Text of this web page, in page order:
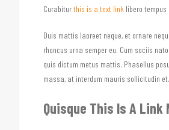
Curabiturthis is a text link libero tempus
Duis mattis laoreet neque, et ornare
rhoncus urna semper eu. Cum sociis
quis dictum metus mattis. Phasellus
massa, at interdum mauris sollicitudin et.
Quisque This Is A